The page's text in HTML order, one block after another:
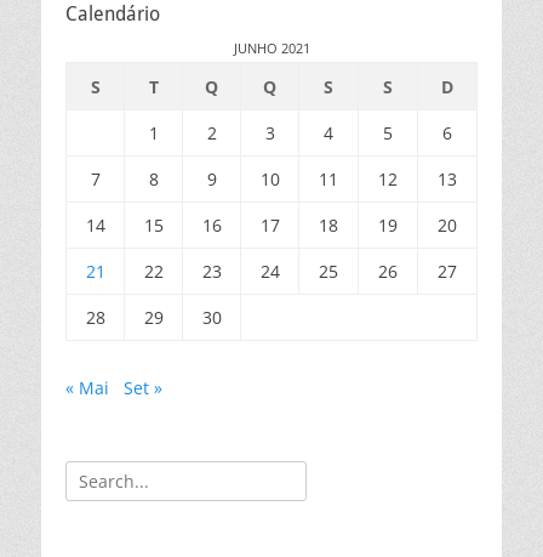
Calendário
JUNHO 2021
S T Q Q S S
D
1
2 3 4 5
6
7
8 9 10 11 12
13
14
15 16 17 18 19
20
21
22 23 24 25 26
27
28
29 30
« Mai Set »
Search
for: